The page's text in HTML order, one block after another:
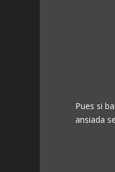
Pues si
ansiada